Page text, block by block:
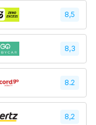
8,5
8,3
8.2
8,2